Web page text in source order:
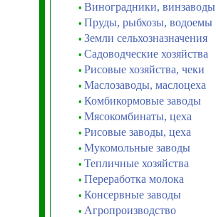
• Виноградники, винзаводы
• Пруды, рыбхозы, водоемы
• Земли сельхозназначения
• Садоводческие хозяйства
• Рисовые хозяйства, чеки
• Маслозаводы, маслоцеха
• Комбикормовые заводы
• Мясокомбинаты, цеха
• Рисовые заводы, цеха
• Мукомольные заводы
• Тепличные хозяйства
• Переработка молока
• Консервные заводы
• Агропроизводство